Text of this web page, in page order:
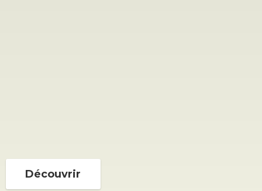
Découvrir